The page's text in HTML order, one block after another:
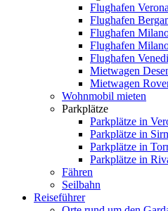
Flughafen Verona
Flughafen
Flughafen
Flughafen
Flughafen
Mietwagen
Mietwagen
Wohnmobil mieten
Parkplätze
Parkplätze in
Parkplätze in
Parkplätze in
Parkplätze in
Fähren
Seilbahn
Reiseführer